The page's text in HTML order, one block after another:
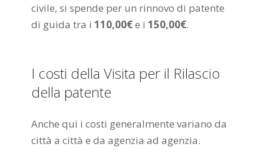
civile, si spende per un rinnovo di patente
di guida tra i 110,00€e i 150,00€.
I costi della Visita per il Rilascio
della patente
Anche qui i costi generalmente variano da
città a città e da agenzia ad agenzia.